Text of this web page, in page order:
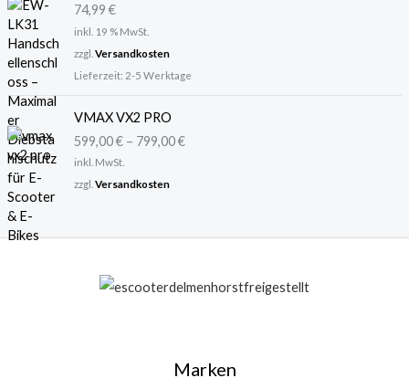
w
a
:
3
74,99€
inkl. 19 % MwSt.
zzgl. Versandkosten
Lieferzeit: 2-5 Werktage
VMAX VX2 PRO
599,00€– 799,00€
inkl. MwSt.
zzgl. Versandkosten
Marken